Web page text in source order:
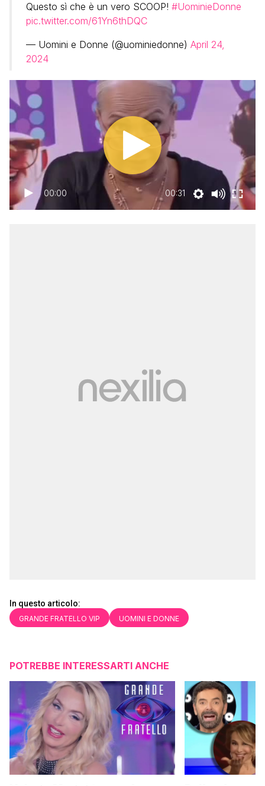
Questo sì che è un vero SCOOP! #UominieDonne
pic.twitter.com/61Yn6thDQC
— Uomini e Donne (@uominiedonne) April 24,
2024
00:00 00:31
In questo articolo:
GRANDE FRATELLO VIP UOMINI E DONNE
POTREBBE INTERESSARTI ANCHE